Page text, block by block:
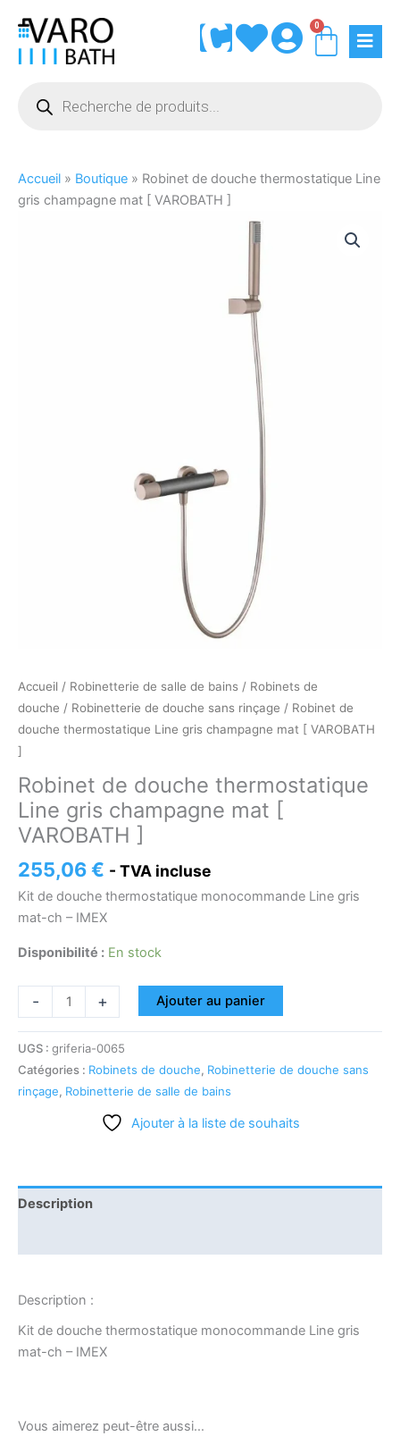
contenu
0
produits
Accueil » Boutique » Robinet de douche thermostatique Line
gris champagne mat [ VAROBATH ]
Accueil / Robinetterie de salle de bains / Robinets de
douche / Robinetterie de douche sans rinçage / Robinet de
douche thermostatique Line gris champagne mat [ VAROBATH
]
Robinet de douche thermostatique
Line gris champagne mat [
VAROBATH ]
255,06€ - TVA incluse
Kit de douche thermostatique monocommande Line gris
mat-ch – IMEX
Disponibilité : En stock
- + Ajouter au panier
UGS : griferia-0065
Catégories : Robinets de douche, Robinetterie de douche sans
rinçage, Robinetterie de salle de bains
Ajouter à la liste de souhaits
Description
Description :
Kit de douche thermostatique monocommande Line gris
mat-ch – IMEX
Vous aimerez peut-être aussi…